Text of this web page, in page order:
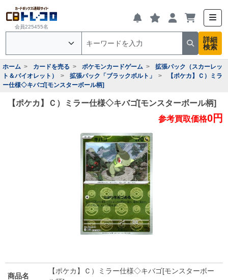
会員225455名
詳細
検索
ホーム カードを売る ポケモンカードゲーム
拡張パック（スカーレッ
ト＆バイオレット）
拡張パック「ブラックボルト」
【ポケカ】Ｃ）ミラ
ー仕様◇キバゴ[モンスターボール柄]
【ポケカ】Ｃ）ミラー仕様◇キバゴ[モンスターボール柄]
参考買取価格0円
商品名
【ポケカ】Ｃ）ミラー仕様◇キバゴ[モンスターボー